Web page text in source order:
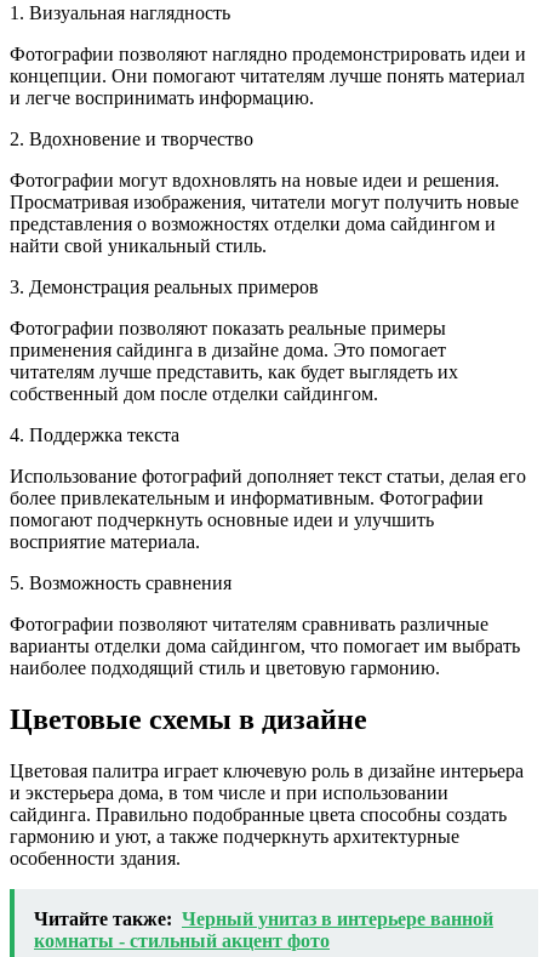
1. Визуальная наглядность
Фотографии позволяют наглядно продемонстрировать идеи и
концепции. Они помогают читателям лучше понять материал
и легче воспринимать информацию.
2. Вдохновение и творчество
Фотографии могут вдохновлять на новые идеи и решения.
Просматривая изображения, читатели могут получить новые
представления о возможностях отделки дома сайдингом и
найти свой уникальный стиль.
3. Демонстрация реальных примеров
Фотографии позволяют показать реальные примеры
применения сайдинга в дизайне дома. Это помогает
читателям лучше представить, как будет выглядеть их
собственный дом после отделки сайдингом.
4. Поддержка текста
Использование фотографий дополняет текст статьи, делая его
более привлекательным и информативным. Фотографии
помогают подчеркнуть основные идеи и улучшить
восприятие материала.
5. Возможность сравнения
Фотографии позволяют читателям сравнивать различные
варианты отделки дома сайдингом, что помогает им выбрать
наиболее подходящий стиль и цветовую гармонию.
Цветовые схемы в дизайне
Цветовая палитра играет ключевую роль в дизайне интерьера
и экстерьера дома, в том числе и при использовании
сайдинга. Правильно подобранные цвета способны создать
гармонию и уют, а также подчеркнуть архитектурные
особенности здания.
Читайте также: Черный унитаз в интерьере ванной
комнаты - стильный акцент фото